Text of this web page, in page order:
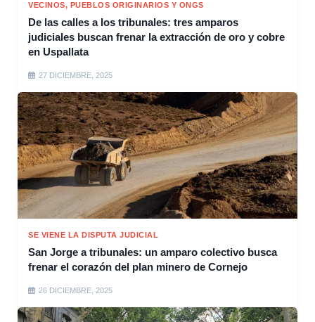
VECINOS, PUEBLOS ORIGINARIOS Y ONGS
De las calles a los tribunales: tres amparos
judiciales buscan frenar la extracción de oro y cobre
en Uspallata
27 DICIEMBRE, 2025
SE VIENE LA DISPUTA JUDICIAL
San Jorge a tribunales: un amparo colectivo busca
frenar el corazón del plan minero de Cornejo
26 DICIEMBRE, 2025